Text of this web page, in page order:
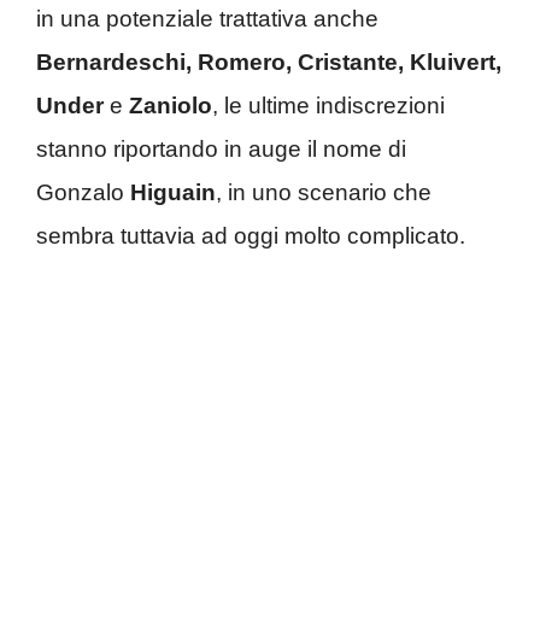
in una potenziale trattativa anche
Bernardeschi, Romero, Cristante, Kluivert,
Undere Zaniolo, le ultime indiscrezioni
stanno riportando in auge il nome di
Gonzalo Higuain, in uno scenario che
sembra tuttavia ad oggi molto complicato.